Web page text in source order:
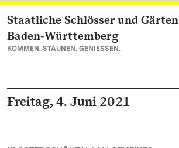
Zum Hauptinhalt springen
Staatliche Schlösser und Gärten
Baden‑Württemberg
KOMMEN. STAUNEN. GENIESSEN.
Freitag, 4. Juni 2021